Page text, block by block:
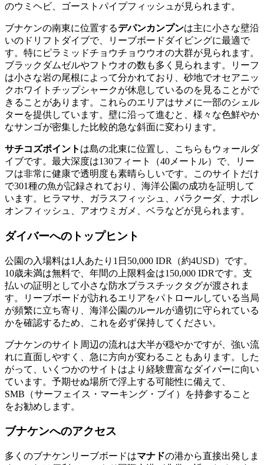
のウミヘビ、ゴーストパイプフィッシュが見られます。
ブナケンの南東に位置するデパンカンプンは主に小さな壁沿
いのドリフトダイブで、リーブボードダイビングに最適で
す。特にピラミッドチョウチョウウオの大群が見られます。
ブラックダムゼルやフトウオの数も多く見られます。リーフ
は小さな岩の尾根によって分かれており、砂地でオセアニッ
クホワイトチップシャークが休息しているのを見ることがで
きることがあります。これらのエリアはサメに一部のシェル
ターを提供しています。壁に沿って進むと、様々な色鮮やか
なサンゴが密集した比較的急な斜面に変わります。
サチコズポイント は島の北東に位置し、こちらもウォールダ
イブです。最大深度は130フィート（40メートル）で、リー
フは非常に健康で透明度も素晴らしいです。このサイトだけ
で301種の魚が記録されており、海洋公園の成功を証明して
います。ヒラマサ、ガラスフィッシュ、バラクーダ、ナポレ
オンフィッシュ、アオウミガメ、ベラなどが見られます。
ダイバーへのトップヒント
公園の入場料は1人あたり1日50,000 IDR（約4USD）です。
10歳未満は無料で、年間の上限料金は150,000 IDRです。支
払いの証明として小さな防水プラスチックタグが渡されま
す。リーブボードが訪れるエリアをパトロールしている当局
が頻繁に立ち寄り、海洋公園のルールが適切に守られている
かを確認するため、これを必ず保持してください。
ブナケンのサイト周辺の流れは大半が穏やかですが、強い流
れに直面しやすく、急に方向が変わることもあります。した
がって、いくつかのサイトはより経験豊富なダイバーに向い
ています。予期せぬ場所で浮上する可能性に備えて、
SMB（サーフェイス・マーキング・ブイ）を持参すること
をお勧めします。
ブナケンへのアクセス
多くのブナケンリーブボードはマナドの港から直接出発しま